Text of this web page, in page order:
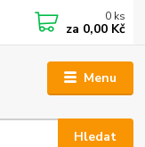
Menu
Hledat
0 ks
za 0,00 Kč